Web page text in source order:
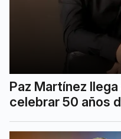
Paz Martínez
celebrar 50 años